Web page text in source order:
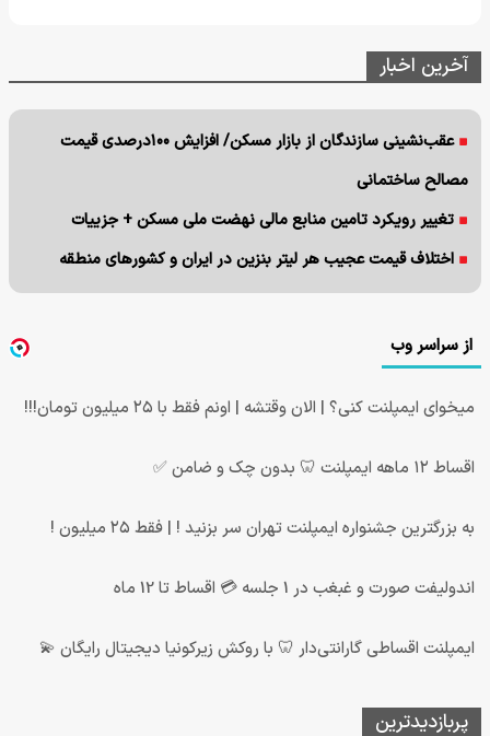
آخرین اخبار
عقب‌نشینی سازندگان از بازار مسکن/ افزایش ۱۰۰درصدی قیمت
مصالح ساختمانی
تغییر رویکرد تامین منابع مالی نهضت ملی مسکن + جزییات
اختلاف قیمت عجیب هر لیتر بنزین در ایران و کشورهای منطقه
از سراسر وب
میخوای ایمپلنت کنی؟ | الان وقتشه | اونم فقط با ۲۵ میلیون تومان!!!
اقساط ۱۲ ماهه ایمپلنت 🦷 بدون چک و ضامن ✅
به بزرگترین جشنواره ایمپلنت تهران سر بزنید ! | فقط ۲۵ میلیون !
اندولیفت صورت و غبغب در 1 جلسه 💳 اقساط تا 12 ماه
ایمپلنت اقساطی گارانتی‌دار 🦷 با روکش زیرکونیا دیجیتال رایگان 💫
پربازدیدترین